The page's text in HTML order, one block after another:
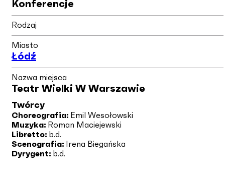
Konferencje
Rodzaj
Miasto
Łódź
Nazwa miejsca
Teatr Wielki W Warszawie
Twórcy
Choreografia: Emil Wesołowski
Muzyka: Roman Maciejewski
Libretto: b.d.
Scenografia:
Irena Biegańska
Dyrygent: b.d.